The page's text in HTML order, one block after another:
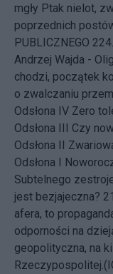
mgły Ptak nielot,
poprzednich
PUBLICZNEGO 224.
Andrzej Wajda -
chodzi, początek
o zwalczaniu
Odsłona IV Zero
Odsłona III Czy
Odsłona II
Odsłona I
Subtelnego
jest bezjajeczna?
afera, to
odporności na
geopolityczna, na